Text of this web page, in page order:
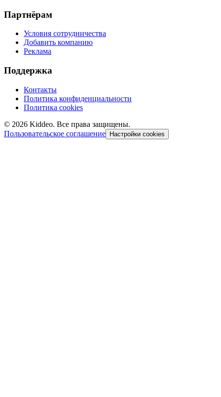
Партнёрам
Условия сотрудничества
Добавить компанию
Реклама
Поддержка
Контакты
Политика конфиденциальности
Политика cookies
© 2026 Kiddeo. Все права защищены.
Пользовательское соглашение
Настройки cookies